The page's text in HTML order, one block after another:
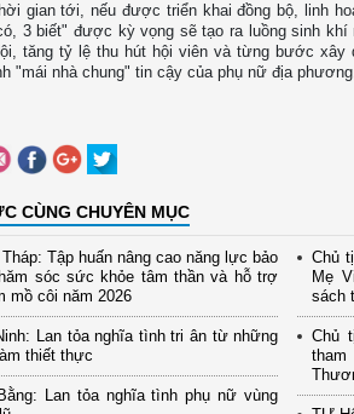
gian tới, nếu được triển khai đồng bộ, linh
3 biết" được kỳ vọng sẽ tạo ra luồng sinh
tăng tỷ lệ thu hút hội viên và từng bước xây
"mái nhà chung" tin cậy của phụ nữ địa
CÙNG CHUYÊN MỤC
Tập huấn nâng cao năng lực bảo
sóc sức khỏe tâm thần và hỗ trợ
mồ côi năm 2026
Lan tỏa nghĩa tình tri ân từ những
thiết thực
Lan tỏa nghĩa tình phụ nữ vùng
Chủ
Mẹ
sách
Chủ